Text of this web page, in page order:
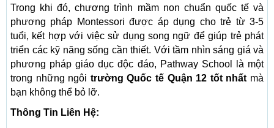
Trong khi đó, chương trình mầm non chuẩn quốc tế và
phương pháp Montessori được áp dụng cho trẻ từ 3-5
tuổi, kết hợp với việc sử dụng song ngữ để giúp trẻ phát
triển các kỹ năng sống cần thiết. Với tầm nhìn sáng giá và
phương pháp giáo dục độc đáo, Pathway School là một
trong những ngôi trường Quốc tế Quận 12 tốt nhấtmà
bạn không thể bỏ lỡ.
Thông Tin Liên Hệ: